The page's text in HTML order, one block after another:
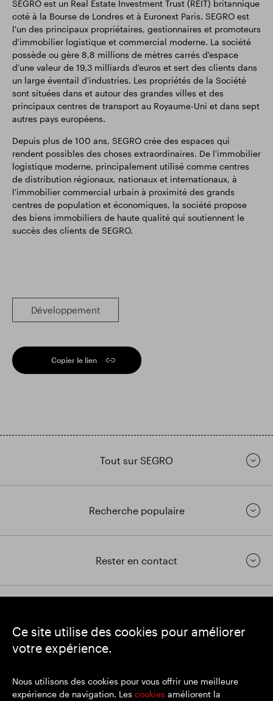
Ce site utilise des cookies pour améliorer
votre expérience.
Nous utilisons des cookies pour vous offrir une meilleure
expérience de navigation. Les cookies améliorent la
SEGRO est un Real Estate Investment Trust (REIT) britannique
coté à la Bourse de Londres et à Euronext Paris. SEGRO est
l'un des principaux propriétaires, gestionnaires et promoteurs
d'immobilier logistique et commercial moderne. La société
possède ou gère 8,8 millions de mètres carrés d'espace
d'une valeur de 19,3 milliards d'euros et sert des clients dans
un large éventail d'industries. Les propriétés de la Société
sont situées dans et autour des grandes villes et des
principaux centres de transport au Royaume-Uni et dans sept
autres pays européens.
Depuis plus de 100 ans, SEGRO crée des espaces qui
rendent possibles des choses extraordinaires. De l'immobilier
logistique moderne, principalement utilisé comme centres
de distribution régionaux, nationaux et internationaux, à
l'immobilier commercial urbain à proximité des grands
centres de population et économiques, la société propose
des biens immobiliers de haute qualité qui soutiennent le
succès des clients de SEGRO.
Développement
Copier le lien
Tout sur SEGRO
Recherche populaire
Rester en contact
SEGRO
Siège social : 1 New Burlington Place, Londres W1S 2HR
Lieu d'immatriculation : Angleterre et Pays de Galles